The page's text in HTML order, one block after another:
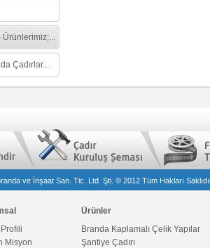
Ürünlerimiz;...
Çadırlar...
ve İnşaat San. Tic. Ltd. Şti. © 2012 Tüm Hakları
Misyon
Ürünler
Branda Kaplamalı Çelik Yapılar
Şantiye Çadırı